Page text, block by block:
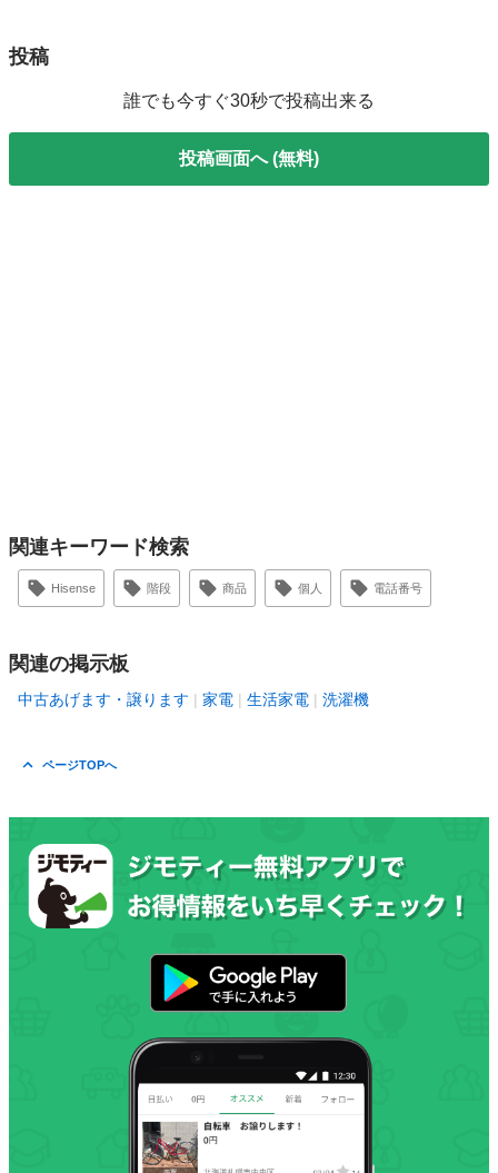
投稿
誰でも今すぐ30秒で投稿出来る
投稿画面へ (無料)
関連キーワード検索
Hisense 階段 商品 個人 電話番号
関連の掲示板
中古あげます・譲ります 家電 生活家電 洗濯機
ページTOPへ